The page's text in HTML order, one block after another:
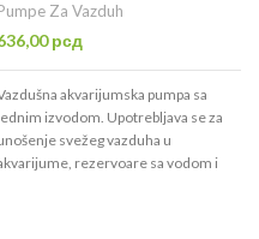
Za Vazduh
рсд
akvarijumska pumpa sa
izvodom. Upotrebljava se za
svežeg vazduha u
rezervoare sa vodom i